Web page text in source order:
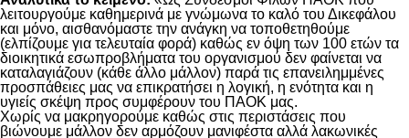
λειτουργούμε καθημερινά με γνώμωνα το καλό του Δικεφάλου
και μόνο, αισθανόμαστε την ανάγκη να τοποθετηθούμε
(ελπίζουμε για τελευταία φορά) καθώς εν όψη των 100 ετών τα
διοικητικά εσωπροβλήματα του οργανισμού δεν φαίνεται να
καταλαγιάζουν (κάθε άλλο μάλλον) παρά τις επανειλημμένες
προσπάθειες μας να επικρατήσει η λογική, η ενότητα και η
υγιείς σκέψη προς συμφέρουν του ΠΑΟΚ μας.
Χωρίς να μακρηγορούμε καθώς στις περιστάσεις που
βιώνουμε μάλλον δεν αρμόζουν μανιφέστα αλλά λακωνικές